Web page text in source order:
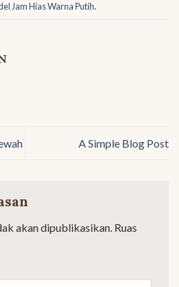
Jam Hias Warna Putih.
A Simple Blog Post
akan dipublikasikan. Ruas